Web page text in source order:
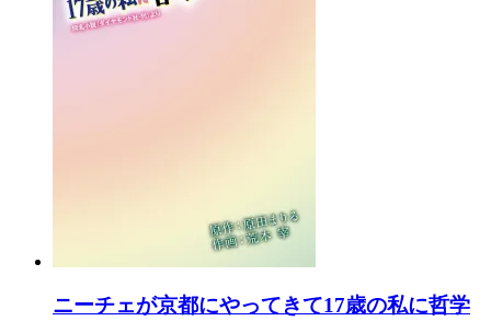
ニーチェが京都にやってきて17歳の私に哲学